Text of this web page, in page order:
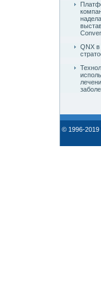
QNX в
© 1996-2019